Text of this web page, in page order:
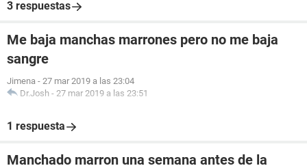
3 respuestas
Me baja manchas marrones pero no me baja
sangre
Jimena - 27 mar 2019 a las 23:04
Dr.Josh - 27 mar 2019 a las 23:51
1 respuesta
Manchado marron una semana antes de la